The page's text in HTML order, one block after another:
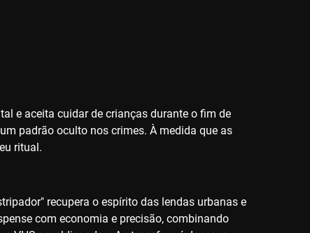
e aceita cuidar de crianças durante o fim de
padrão oculto nos crimes. À medida que as
ritual.
recupera o espírito das lendas urbanas e
com economia e precisão, combinando